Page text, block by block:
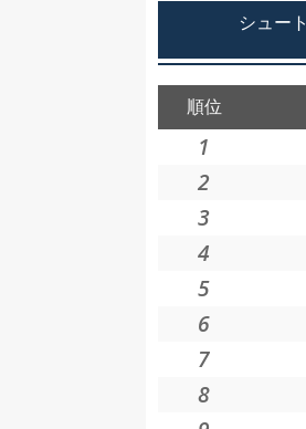
シュート
順位
1
2
3
4
5
6
7
8